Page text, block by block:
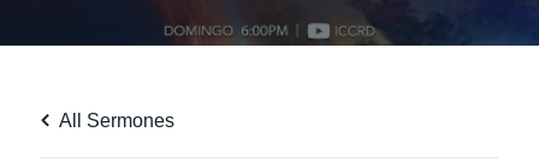
All Sermones